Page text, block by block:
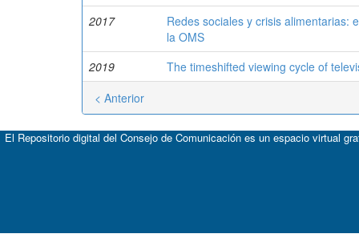
2017
Redes sociales y crisis alimentarias:
la OMS
2019
The timeshifted viewing cycle of
< Anterior
El Repositorio digital del Consejo de Comunicación es un espacio virtual